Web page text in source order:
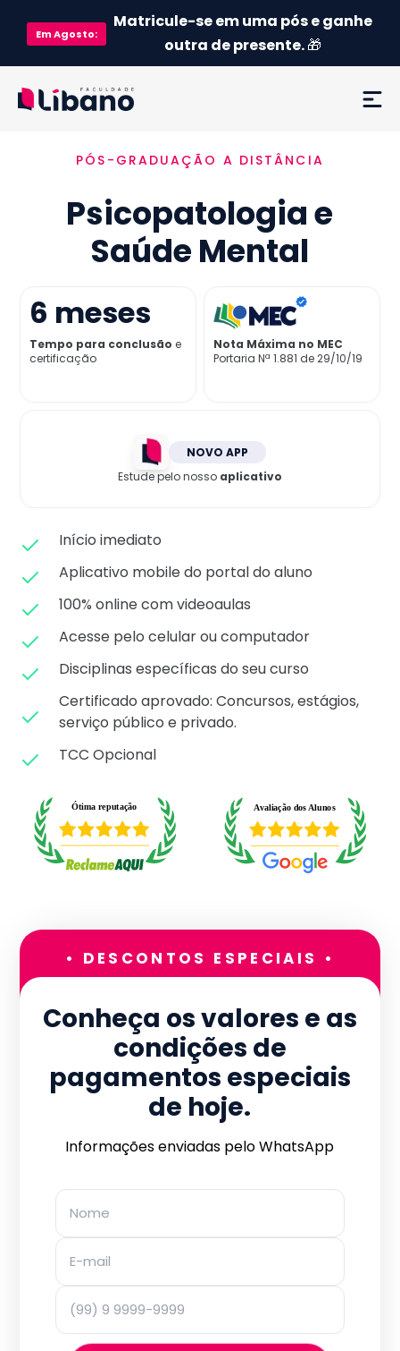
EmAgosto:
Matricule-se em uma pós e ganhe
outra de presente.🎁
Ementa
Como funciona
Credenciamento MEC
Preço
Já sou aluno
PÓS-GRADUAÇÃO A DISTÂNCIA
Psicopatologia e
Saúde Mental
6 meses
Tempo para conclusão e
certificação
Nota Máxima no MEC
Portaria Nª 1.881 de 29/10/19
NOVO APP
Estude pelo nosso aplicativo
Início imediato
Aplicativo mobile do portal do aluno
100% online com videoaulas
Acesse pelo celular ou computador
Disciplinas específicas do seu curso
Certificado aprovado: Concursos, estágios,
serviço público e privado.
TCC Opcional
• DESCONTOS ESPECIAIS •
Conheça os valores e as
condições de
pagamentos especiais
de hoje.
Informações enviadas pelo WhatsApp